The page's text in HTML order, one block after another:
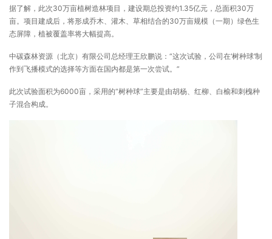
据了解，此次30万亩植树造林项目，建设期总投资约1.35亿元，总面积30万
亩。项目建成后，将形成乔木、灌木、草相结合的30万亩规模（一期）绿色生
态屏障，植被覆盖率将大幅提高。
中碳森林资源（北京）有限公司总经理王欣鹏说：“这次试验，公司在‘树种球’制
作到飞播模式的选择等方面在国内都是第一次尝试。”
此次试验面积为6000亩，采用的“树种球”主要是由胡杨、红柳、白榆和刺槐种
子混合构成。